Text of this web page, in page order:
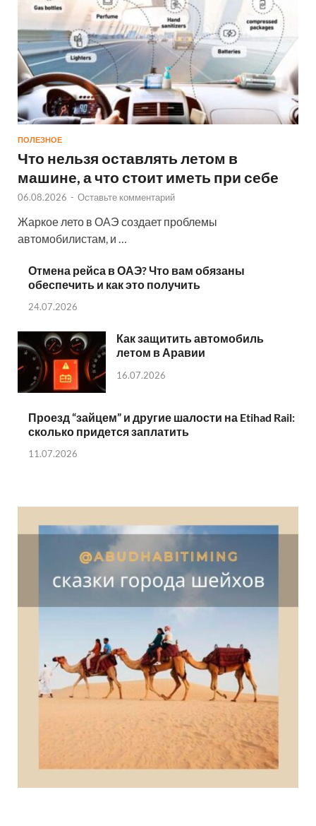
ПОЛЕЗНОЕ
Что нельзя оставлять летом в
машине, а что стоит иметь при себе
06.08.2026 - Оставьте комментарий
Жаркое лето в ОАЭ создает проблемы
автомобилистам, и …
Отмена рейса в ОАЭ? Что вам обязаны
обеспечить и как это получить
24.07.2026
Как защитить автомобиль
летом в Аравии
16.07.2026
Проезд “зайцем” и другие шалости на Etihad Rail:
сколько придется заплатить
11.07.2026